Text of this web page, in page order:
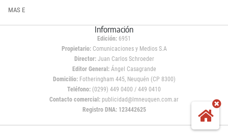
MAS E
Información
Edición: 6951
Propietario:Comunicaciones y Medios S.A
Director: Juan Carlos Schroeder
Editor General:Ángel Casagrande
Domicilio:Fotheringham 445, Neuquén (CP 8300)
Teléfono: (0299) 449 0400 / 449 0410
Contacto comercial: publicidad@lmneuquen.com.ar
Registro DNA: 123442625